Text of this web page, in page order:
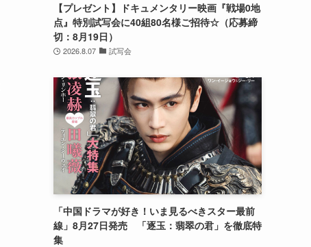
【プレゼント】ドキュメンタリー映画『戦場0地
点』特別試写会に40組80名様ご招待☆（応募締
切：8月19日）
2026.8.07 試写会
「中国ドラマが好き！いま見るべきスター最前
線」8月27日発売 「逐玉：翡翠の君」を徹底特
集